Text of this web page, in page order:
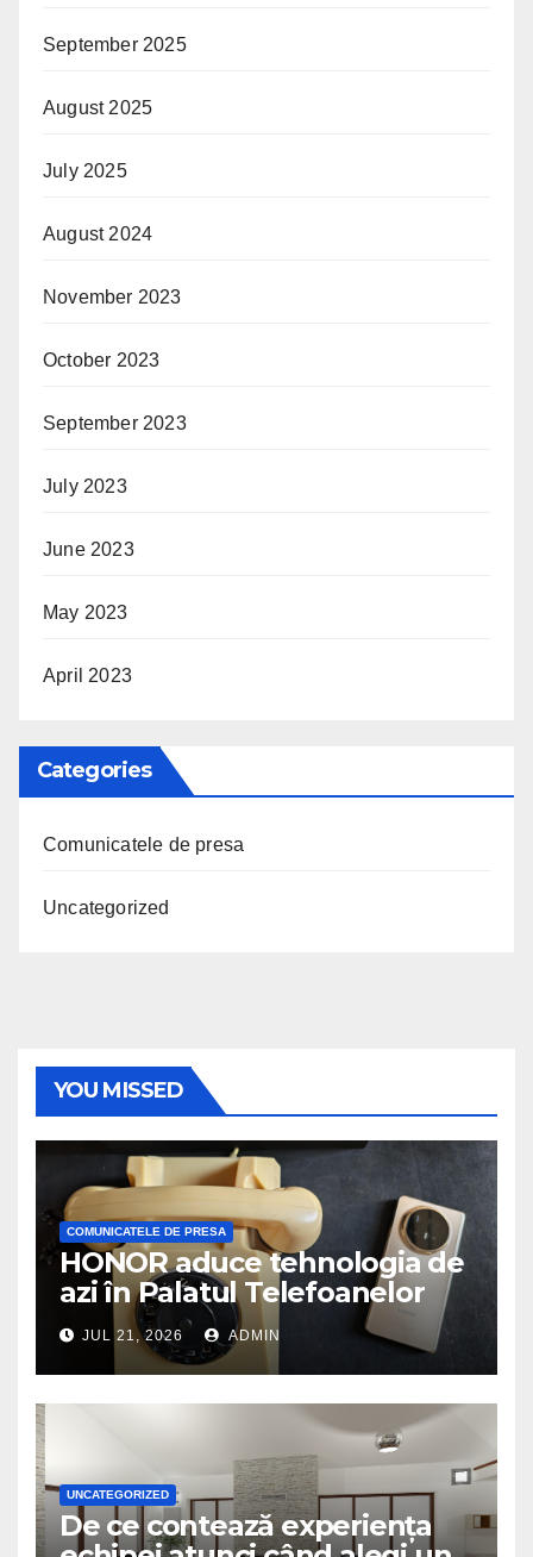
September 2025
August 2025
July 2025
August 2024
November 2023
October 2023
September 2023
July 2023
June 2023
May 2023
April 2023
Categories
Comunicatele de presa
Uncategorized
YOU MISSED
COMUNICATELE DE PRESA
HONOR aduce tehnologia de
azi în Palatul Telefoanelor
JUL 21, 2026 ADMIN
UNCATEGORIZED
De ce contează experiența